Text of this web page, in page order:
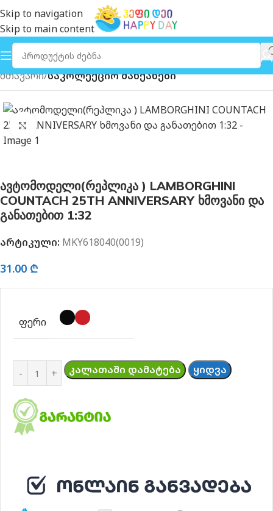
Skip to navigation
Skip to main content
მთავარი საკოლექციო მანქანები
გახსნა
ავტომოდელი(რეპლიკა ) LAMBORGHINI
COUNTACH 25TH ANNIVERSARY ხმოვანი და
განათებით 1:32
არტიკული: MKY618040(0019)
31.00 ₾
ᲤᲔᲠᲘ
ᲙᲐᲚᲐᲗᲐᲨᲘ ᲓᲐᲛᲐᲢᲔᲑᲐ ᲧᲘᲓᲕᲐ